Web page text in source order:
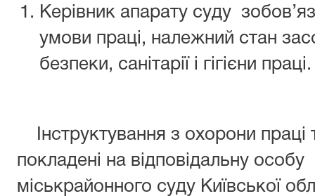
Керівник апарату суду
умови праці, належний стан
безпеки, санітарії і гігієни праці.
Інструктування з охорони
покладені на відповідальну
міськрайонного суду Київської